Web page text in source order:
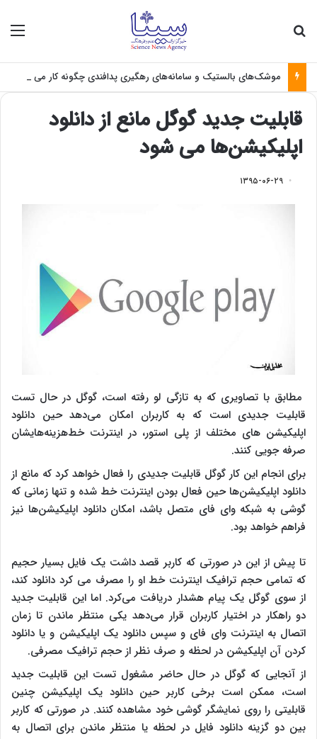
موشک‌های بالستیک و سامانه‌های رهگیری پدافندی چگونه کار می کنند؟
قابلیت جدید گوگل مانع از دانلود
اپلیکیشن‌ها می شود
۱۳۹۵-۰۶-۲۹
مطابق با تصاویری که به تازگی لو رفته است، گوگل در حال تست
قابلیت جدیدی است که به کاربران امکان می‌دهد حین دانلود
اپلیکیشن های مختلف از پلی استور، در اینترنت خط‌هزینه‌هایشان
صرفه جویی کنند.
برای انجام این کار گوگل قابلیت جدیدی را فعال خواهد کرد که مانع از
دانلود اپلیکیشن‌ها حین فعال بودن اینترنت خط شده و تنها زمانی که
گوشی به شبکه وای فای متصل باشد، امکان دانلود اپلیکیشن‌ها نیز
فراهم خواهد بود.
تا پیش از این در صورتی که کاربر قصد داشت یک فایل بسیار حجیم
که تمامی حجم ترافیک اینترنت خط او را مصرف می کرد دانلود کند،
از سوی گوگل یک پیام هشدار دریافت می‌کرد. اما این قابلیت جدید
دو راهکار در اختیار کاربران قرار می‌دهد یکی منتظر ماندن تا زمان
اتصال به اینترنت وای فای و سپس دانلود یک اپلیکیشن و یا دانلود
کردن آن اپلیکیشن در لحظه و صرف نظر از حجم ترافیک مصرفی.
از آنجایی که گوگل در حال حاضر مشغول تست این قابلیت جدید
است، ممکن است برخی کاربر حین دانلود یک اپلیکیشن چنین
قابلیتی را روی نمایشگر گوشی خود مشاهده کنند. در صورتی که کاربر
بین دو گزینه دانلود فایل در لحظه یا منتظر ماندن برای اتصال به